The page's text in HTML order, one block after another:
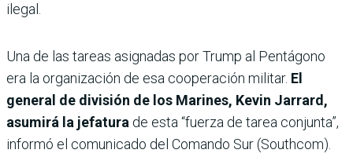
ilegal.
Una de las tareas asignadas por Trump al Pentágono
era la organización de esa cooperación militar. El
general de división de los Marines, Kevin Jarrard,
asumirá la jefatura de esta “fuerza de tarea conjunta”,
informó el comunicado del Comando Sur (Southcom).